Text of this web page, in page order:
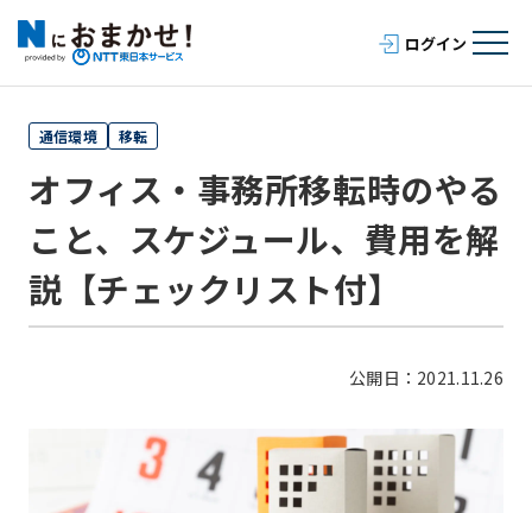
通信環境 移転
オフィス・事務所移転時のやる
こと、スケジュール、費用を解
説【チェックリスト付】
公開日：2021.11.26